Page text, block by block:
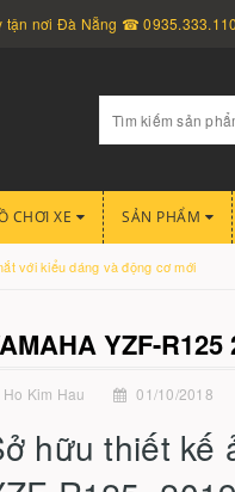
tận nơi Đà Nẵng ☎ 0935.333.110
CHƠI XE SẢN PHẨM
với kiểu dáng và động cơ mới
YZF-
Ho Kim Hau 01/10/2018
hữu thiết kế